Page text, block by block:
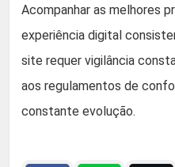
Acompanhar as melhores
experiência digital
site requer vigilância
aos regulamentos de
constante evolução.